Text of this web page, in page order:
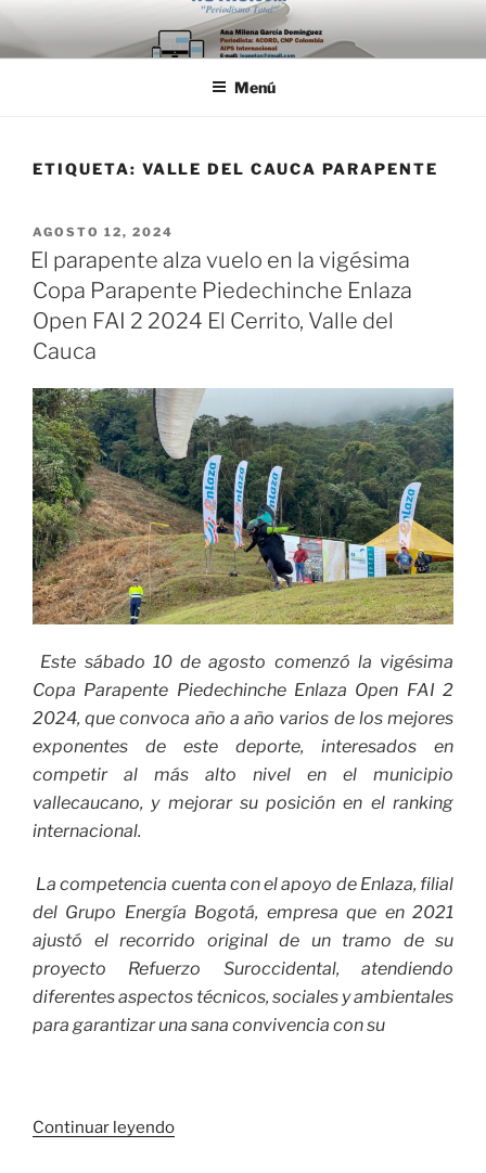
Saltar
al
contenido
Menú
ETIQUETA: VALLE DEL CAUCA PARAPENTE
PUBLICADO
EL
AGOSTO 12, 2024
El parapente alza vuelo en la vigésima
Copa Parapente Piedechinche Enlaza
Open FAI 2 2024 El Cerrito, Valle del
Cauca
Este sábado 10 de agosto comenzó la vigésima
Copa Parapente Piedechinche Enlaza Open FAI 2
2024, que convoca año a año varios de los mejores
exponentes de este deporte, interesados en
competir al más alto nivel en el municipio
vallecaucano, y mejorar su posición en el ranking
internacional.
La competencia cuenta con el apoyo de Enlaza, filial
del Grupo Energía Bogotá, empresa que en 2021
ajustó el recorrido original de un tramo de su
proyecto Refuerzo Suroccidental, atendiendo
diferentes aspectos técnicos, sociales y ambientales
para garantizar una sana convivencia con su
Continuar leyendo«El